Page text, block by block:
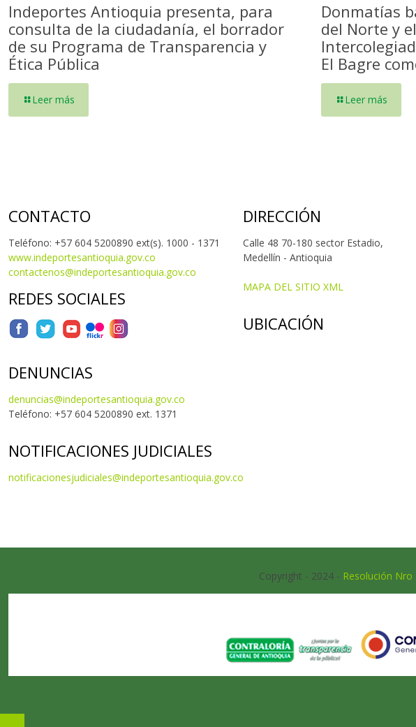
Indeportes Antioquia presenta, para
consulta de la ciudadanía, el borrador
de su Programa de Transparencia y
Ética Pública
Leer más
Donmatías
del Norte y
El Bagre
Leer más
CONTACTO
Teléfono: +57 604 5200890 ext(s). 1000 - 1371
www.indeportesantioquia.gov.co
contactenos@indeportesantioquia.gov.co
REDES SOCIALES
DENUNCIAS
denuncias@indeportesantioquia.gov.co
Teléfono: +57 604 5200890 ext. 1371
NOTIFICACIONES JUDICIALES
notificacionesjudiciales@indeportesantioquia.gov.co
DIRECCIÓN
Calle 48 70-180 sector Estadio,
Medellín - Antioquia
MAPA DEL SITIO XML
UBICACIÓN
Copyright - 2024 - Resolución